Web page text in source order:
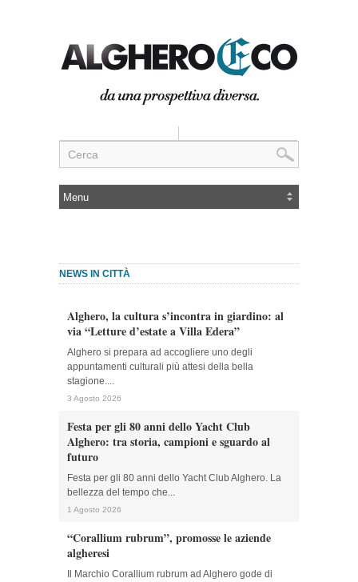
NEWS IN CITTÀ
Alghero, la cultura s’incontra in giardino: al
via “Letture d’estate a Villa Edera”
Alghero si prepara ad accogliere uno degli
appuntamenti culturali più attesi della bella
stagione....
3 Agosto 2026
Festa per gli 80 anni dello Yacht Club
Alghero: tra storia, campioni e sguardo al
futuro
Festa per gli 80 anni dello Yacht Club Alghero. La
bellezza del tempo che...
1 Agosto 2026
“Corallium rubrum”, promosse le aziende
algheresi
Il Marchio Corallium rubrum ad Alghero gode di